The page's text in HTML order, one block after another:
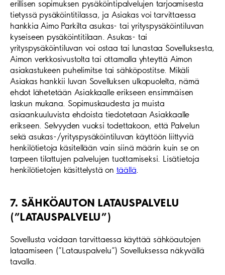
erillisen sopimuksen pysäköintipalvelujen tarjoamisesta
tietyssä pysäköintitilassa, ja Asiakas voi tarvittaessa
hankkia Aimo Parkilta asukas- tai yrityspysäköintiluvan
kyseiseen pysäköintitilaan. Asukas- tai
yrityspysäköintiluvan voi ostaa tai lunastaa Sovelluksesta,
Aimon verkkosivustolta tai ottamalla yhteyttä Aimon
asiakastukeen puhelimitse tai sähköpostitse. Mikäli
Asiakas hankkii luvan Sovelluksen ulkopuolelta, nämä
ehdot lähetetään Asiakkaalle erikseen ensimmäisen
laskun mukana. Sopimuskaudesta ja muista
asiaankuuluvista ehdoista tiedotetaan Asiakkaalle
erikseen. Selvyyden vuoksi todettakoon, että Palvelun
sekä asukas-/yrityspysäköintiluvan käyttöön liittyviä
henkilötietoja käsitellään vain siinä määrin kuin se on
tarpeen tilattujen palvelujen tuottamiseksi. Lisätietoja
henkilötietojen käsittelystä on täällä.
7. SÄHKÖAUTON LATAUSPALVELU
(”LATAUSPALVELU”)
Sovellusta voidaan tarvittaessa käyttää sähköautojen
lataamiseen (”Latauspalvelu”) Sovelluksessa näkyvällä
tavalla.